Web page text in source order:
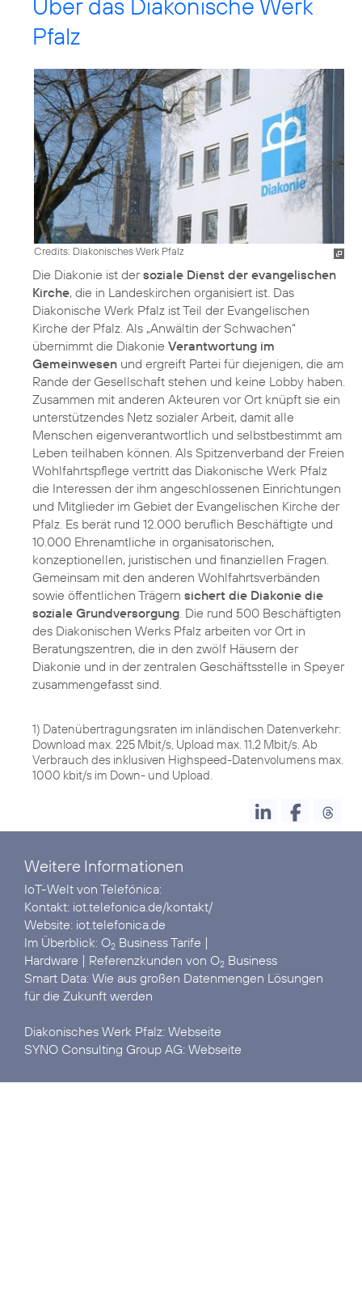
Pfalz
Credits: Diakonisches Werk Pfalz
Die Diakonie ist dersoziale Dienst der evangelischen
Kirche, die in Landeskirchen organisiert ist. Das
Diakonische Werk Pfalz ist Teil der Evangelischen
Kirche der Pfalz. Als „Anwältin der Schwachen“
übernimmt die Diakonie Verantwortung im
Gemeinwesen und ergreift Partei für diejenigen, die am
Rande der Gesellschaft stehen und keine Lobby haben.
Zusammen mit anderen Akteuren vor Ort knüpft sie ein
unterstützendes Netz sozialer Arbeit, damit alle
Menschen eigenverantwortlich und selbstbestimmt am
Leben teilhaben können. Als Spitzenverband der Freien
Wohlfahrtspflege vertritt das Diakonische Werk Pfalz
die Interessen der ihm angeschlossenen Einrichtungen
und Mitglieder im Gebiet der Evangelischen Kirche der
Pfalz. Es berät rund 12.000 beruflich Beschäftigte und
10.000 Ehrenamtliche in organisatorischen,
konzeptionellen, juristischen und finanziellen Fragen.
Gemeinsam mit den anderen Wohlfahrtsverbänden
sowie öffentlichen Trägern sichert die Diakonie die
soziale Grundversorgung. Die rund 500 Beschäftigten
des Diakonischen Werks Pfalz arbeiten vor Ort in
Beratungszentren, die in den zwölf Häusern der
Diakonie und in der zentralen Geschäftsstelle in Speyer
zusammengefasst sind.
1) Datenübertragungsraten im inländischen Datenverkehr:
Download max. 225 Mbit/s, Upload max. 11,2 Mbit/s. Ab
Verbrauch des inklusiven Highspeed-Datenvolumens max.
1000 kbit/s im Down- und Upload.
Weitere Informationen
IoT-Welt von Telefónica:
Kontakt: iot.telefonica.de/kontakt/
Website: iot.telefonica.de
Im Überblick: O2 Business Tarife
Hardware | Referenzkunden von O2 Business
Smart Data: Wie aus großen Datenmengen Lösungen
für die Zukunft werden
Diakonisches Werk Pfalz: Webseite
SYNO Consulting Group AG: Webseite